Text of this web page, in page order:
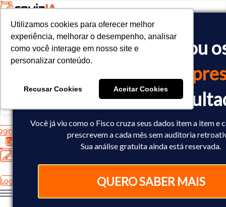
O Fisco já cruzou
dadosda sua
Você já sabe o
Você já viu como o Fisco cruza seus dados item a item e
prescrevem a cada mês sem auditoria
Sua análise gratuita ainda está reservada.
QUERO SABER MAIS
Utilizamos cookies para oferecer melhor
experiência, melhorar o desempenho, analisar
como você interage em nosso site e
personalizar conteúdo.
Recusar Cookies Aceitar Cookies
Utilizamos cookies para oferecer melhor
experiência, melhorar o desempenho, analisar
como você interage em nosso site e
personalizar conteúdo.
Recusar Cookies Aceitar Cookies
<!-- Google tag (gtag.js) -->
<script async src="https://www.googletagmanager.com/gtag/
<script>
  window.dataLayer = window.dataLayer || [];
  gtag('config', 'AW-10793602440');
Experimente Grátis
Login